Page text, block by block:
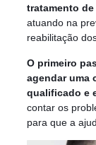
tratamento
atuando na
reabilitação
O primeiro
agendar uma
qualificado e
contar os
para que a